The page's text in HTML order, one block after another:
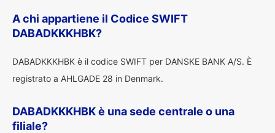
A chi appartiene il Codice SWIFT
DABADKKKHBK?
DABADKKKHBK è il codice SWIFT per DANSKE BANK A/S. È
registrato a AHLGADE 28 in Denmark.
DABADKKKHBK è una sede centrale o una
filiale?